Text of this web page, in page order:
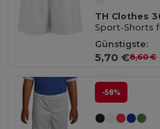
TH Clothes
Sport-Shorts
Günstigste:
5,70 €8,60 €
-58%